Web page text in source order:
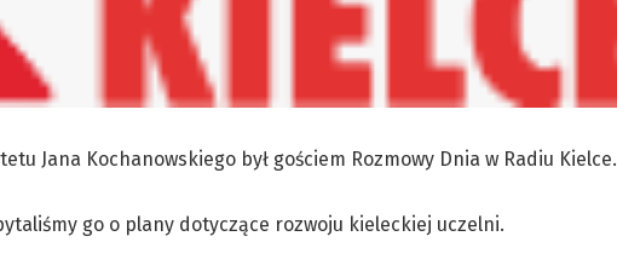
Jana Kochanowskiego był gościem Rozmowy Dnia w Radiu Kielce.
go o plany dotyczące rozwoju kieleckiej uczelni.